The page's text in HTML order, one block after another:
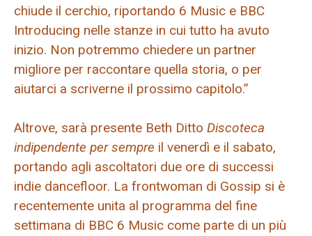
chiude il cerchio, riportando 6 Music e BBC
Introducing nelle stanze in cui tutto ha avuto
inizio. Non potremmo chiedere un partner
migliore per raccontare quella storia, o per
aiutarci a scriverne il prossimo capitolo.”
Altrove, sarà presente Beth Ditto Discoteca
indipendente per sempre il venerdì e il sabato,
portando agli ascoltatori due ore di successi
indie dancefloor. La frontwoman di Gossip si è
recentemente unita al programma del fine
settimana di BBC 6 Music come parte di un più